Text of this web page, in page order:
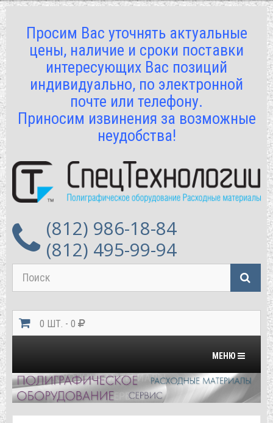
Просим Вас уточнять актуальные
цены, наличие и сроки поставки
интересующих Вас позиций
индивидуально, по электронной
почте или телефону.
Приносим извинения за возможные
неудобства!
(812) 986-18-84
(812) 495-99-94
0 ШТ. - 0
Переключить
МЕНЮ